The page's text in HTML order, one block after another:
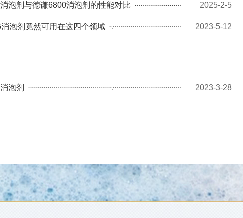
泡剂与德谦6800消泡剂的性能对比 2025-2-5
泡剂竟然可用在这四个领域 2023-5-12
泡剂 2023-3-28